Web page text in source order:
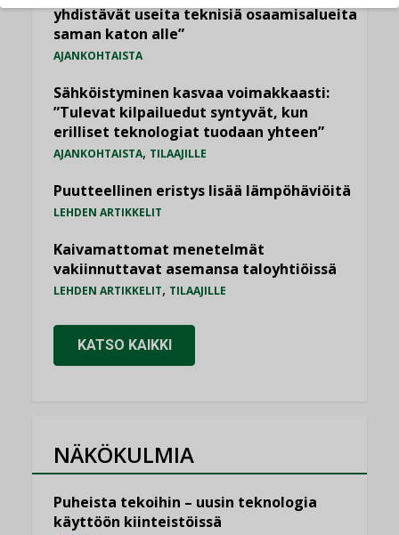
yhdistävät useita teknisiä osaamisalueita
saman katon alle”
AJANKOHTAISTA
Sähköistyminen kasvaa voimakkaasti:
”Tulevat kilpailuedut syntyvät, kun
erilliset teknologiat tuodaan yhteen”
AJANKOHTAISTA, TILAAJILLE
Puutteellinen eristys lisää lämpöhäviöitä
LEHDEN ARTIKKELIT
Kaivamattomat menetelmät
vakiinnuttavat asemansa taloyhtiöissä
LEHDEN ARTIKKELIT, TILAAJILLE
KATSO KAIKKI
NÄKÖKULMIA
Puheista tekoihin – uusin teknologia
käyttöön kiinteistöissä